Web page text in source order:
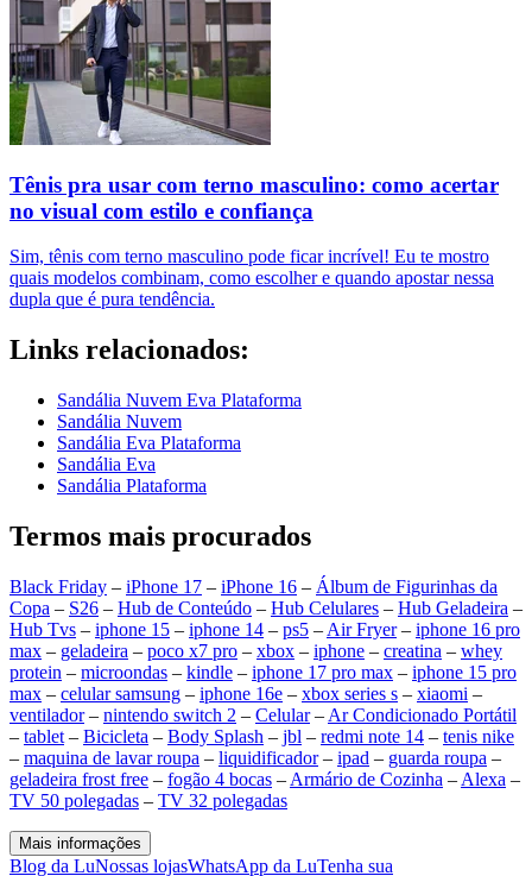
Tênis pra usar com terno masculino: como acertar
no visual com estilo e confiança
Sim, tênis com terno masculino pode ficar incrível! Eu te mostro
quais modelos combinam, como escolher e quando apostar nessa
dupla que é pura tendência.
Links relacionados:
Sandália Nuvem Eva Plataforma
Sandália Nuvem
Sandália Eva Plataforma
Sandália Eva
Sandália Plataforma
Termos mais procurados
Black Friday – iPhone 17 – iPhone 16 – Álbum de Figurinhas da
Copa – S26 – Hub de Conteúdo – Hub Celulares – Hub Geladeira –
Hub Tvs – iphone 15 – iphone 14 – ps5 – Air Fryer– iphone 16 pro
max – geladeira – poco x7 pro – xbox – iphone – creatina – whey
protein – microondas – kindle – iphone 17 pro max – iphone 15 pro
max – celular samsung – iphone 16e – xbox series s – xiaomi –
ventilador– nintendo switch 2 – Celular– Ar Condicionado Portátil
– tablet – Bicicleta – Body Splash – jbl – redmi note 14 – tenis nike
– maquina de lavar roupa – liquidificador– ipad – guarda roupa –
geladeira frost free – fogão 4 bocas – Armário de Cozinha – Alexa –
TV 50 polegadas – TV 32 polegadas
Mais informações
Blog da LuNossas lojasWhatsApp da LuTenha sua